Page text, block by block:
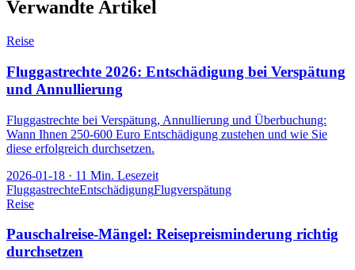
Verwandte Artikel
Reise
Fluggastrechte 2026: Entschädigung bei Verspätung
und Annullierung
Fluggastrechte bei Verspätung, Annullierung und Überbuchung:
Wann Ihnen 250-600 Euro Entschädigung zustehen und wie Sie
diese erfolgreich durchsetzen.
2026-01-18 · 11 Min. Lesezeit
FluggastrechteEntschädigungFlugverspätung
Reise
Pauschalreise-Mängel: Reisepreisminderung richtig
durchsetzen